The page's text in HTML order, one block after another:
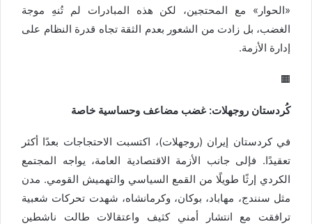
«الحوار» مع المحتجين، لكن هذه المبادرات لم تُنهِ موجة
الغضب، بل زادت من الشعور بعدم الثقة تجاه قدرة النظام على
إدارة الأزمة.
🟧
كُردستان روجھلات: غضب مضاعف وحساسية خاصة
في كردستان إيران (روجھلات)، اكتسبت الاحتجاجات بعدًا أكثر
تعقيدًا. فإلى جانب الأزمة الاقتصادية العامة، يواجه المجتمع
الكردي إرثًا طويلًا من القمع السياسي والتهميش القومي. مدن
مثل سنندج، مهاباد، بوكان، وكرمانشاه، شهدت تحركات شعبية
ترافقت مع انتشار أمني كثيف واعتقالات طالت ناشطين